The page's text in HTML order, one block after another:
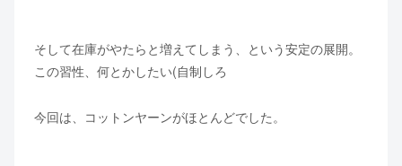
そして在庫がやたらと増えてしまう、という安定の展開。
この習性、何とかしたい(自制しろ
今回は、コットンヤーンがほとんどでした。